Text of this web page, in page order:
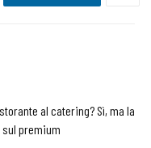
al catering? Sì, ma la
premium